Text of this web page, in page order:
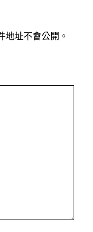
地址不會公開。